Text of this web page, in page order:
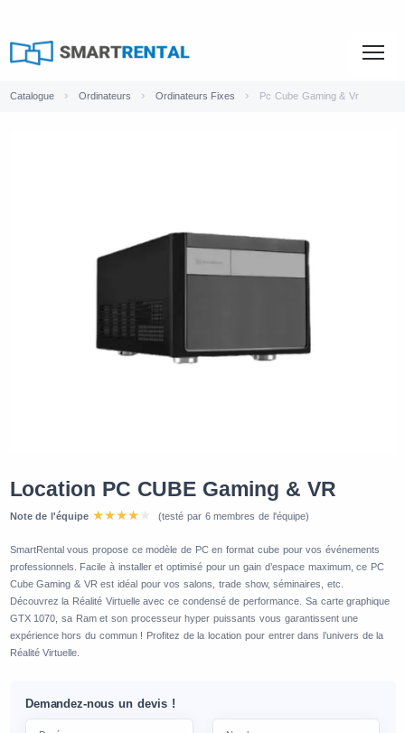
Catalogue Ordinateurs Ordinateurs Fixes Pc Cube Gaming & Vr
Location PC CUBE Gaming & VR
Note de l'équipe (testé par 6 membres de l'équipe)
SmartRental vous propose ce modèle de PC en format cube pour vos événements
professionnels. Facile à installer et optimisé pour un gain d’espace maximum, ce PC
Cube Gaming & VR est idéal pour vos salons, trade show, séminaires, etc.
Découvrez la Réalité Virtuelle avec ce condensé de performance. Sa carte graphique
GTX 1070, sa Ram et son processeur hyper puissants vous garantissent une
expérience hors du commun ! Profitez de la location pour entrer dans l’univers de la
Réalité Virtuelle.
Demandez-nous un devis !